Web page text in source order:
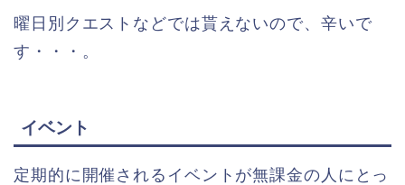
曜日別クエストなどでは貰えないので、辛いで
す・・・。
イベント
定期的に開催されるイベントが無課金の人にとっ